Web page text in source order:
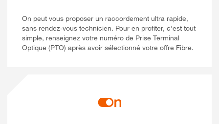
On peut vous proposer un raccordement ultra rapide,
sans rendez-vous technicien. Pour en profiter, c’est tout
simple, renseignez votre numéro de Prise Terminal
Optique (PTO) après avoir sélectionné votre offre Fibre.